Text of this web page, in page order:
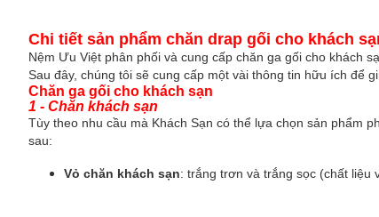
Chi tiết sản phẩm chăn drap gối cho khách
Nệm Ưu Việt phân phối và cung cấp chăn ga gối cho khách
Sau đây, chúng tôi sẽ cung cấp một vài thông tin hữu ích để
Chăn ga gối cho khách sạn
1 - Chăn khách sạn
Tùy theo nhu cầu mà Khách Sạn có thể lựa chọn sản phẩm
sau:
Vỏ chăn khách sạn: trắng trơn và trắng sọc (chất liệu